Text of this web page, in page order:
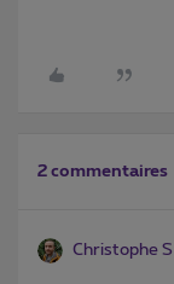
2 commentaires
Christophe S